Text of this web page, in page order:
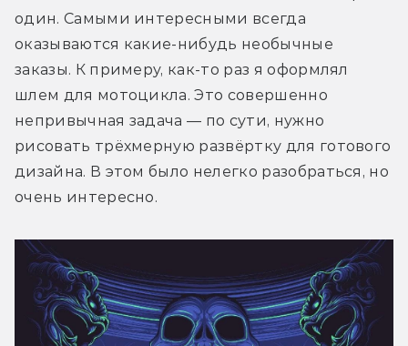
один. Самыми интересными всегда
оказываются какие-нибудь необычные
заказы. К примеру, как-то раз я оформлял
шлем для мотоцикла. Это совершенно
непривычная задача — по сути, нужно
рисовать трёхмерную развёртку для готового
дизайна. В этом было нелегко разобраться, но
очень интересно.